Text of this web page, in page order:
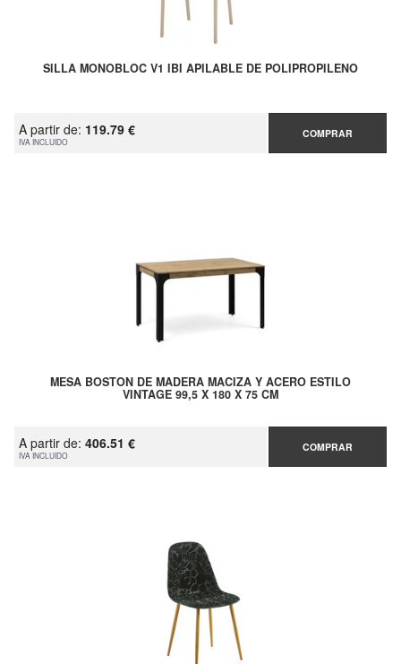
SILLA MONOBLOC V1 IBI APILABLE DE POLIPROPILENO
A partir de: 119.79 €
IVA INCLUIDO
COMPRAR
MESA BOSTON DE MADERA MACIZA Y ACERO ESTILO
VINTAGE 99,5 X 180 X 75 CM
A partir de: 406.51 €
IVA INCLUIDO
COMPRAR